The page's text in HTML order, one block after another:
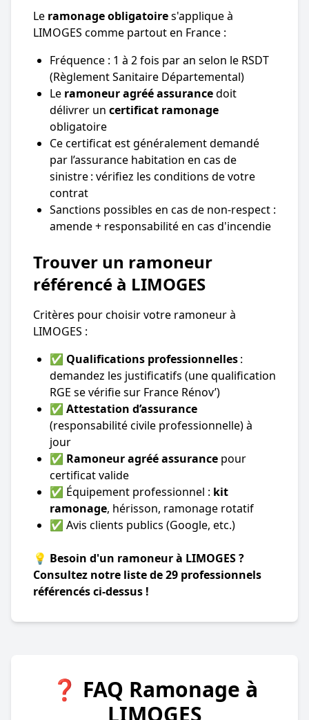
Le ramonage obligatoires'applique à
LIMOGES comme partout en France :
Fréquence : 1 à 2 fois par an selon le RSDT
(Règlement Sanitaire Départemental)
Le ramoneur agréé assurancedoit
délivrer un certificat ramonage
obligatoire
Ce certificat est généralement demandé
par l’assurance habitation en cas de
sinistre : vérifiez les conditions de votre
contrat
Sanctions possibles en cas de non-respect :
amende + responsabilité en cas d'incendie
Trouver un ramoneur
référencé à LIMOGES
Critères pour choisir votre ramoneur à
LIMOGES :
✅ Qualifications professionnelles:
demandez les justificatifs (une qualification
RGE se vérifie sur France Rénov’)
✅ Attestation d’assurance
(responsabilité civile professionnelle) à
jour
✅ Ramoneur agréé assurance pour
certificat valide
✅ Équipement professionnel : kit
ramonage, hérisson, ramonage rotatif
✅ Avis clients publics (Google, etc.)
💡 Besoin d'un ramoneur à LIMOGES ?
Consultez notre liste de 29 professionnels
référencés ci-dessus !
❓ FAQ Ramonage à
LIMOGES